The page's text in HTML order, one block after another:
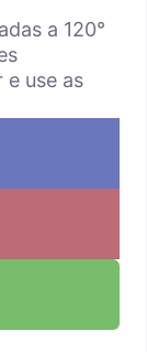
a 120°
e use as